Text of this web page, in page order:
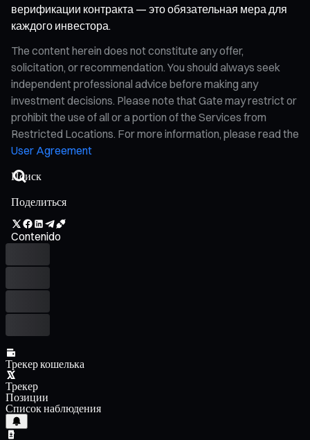
верификации контракта — это обязательная мера для
каждого инвестора.
The content herein does not constitute any offer,
solicitation, or recommendation. You should always seek
independent professional advice before making any
investment decisions. Please note that Gate may restrict or
prohibit the use of all or a portion of the Services from
Restricted Locations. For more information, please read the
User Agreement
Поделиться
Contenido
Трекер кошелька
Трекер
Позиции
Список наблюдения